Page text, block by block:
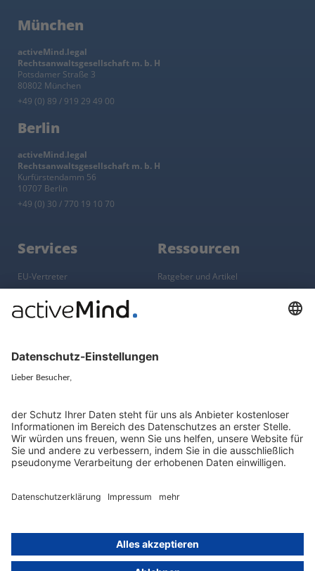
München
activeMind.legal
Rechtsanwaltsgesellschaft m. b. H
Potsdamer Straße 3
80802 München
+49 (0) 89 / 919 29 49 00
Berlin
activeMind.legal
Rechtsanwaltsgesellschaft m. b. H
Kurfürstendamm 56
10707 Berlin
+49 (0) 30 / 770 19 10 70
Services
EU-Vertreter
Konzern-Datenschutz
Künstliche Intelligenz
Hinweisgebersystem mit
Whistleblowing-Ombudsperson
Ressourcen
Ratgeber und Artikel
Über
Über uns
Unsere Experten
Presse, Medien & Events
Gruppe
activeMind AG (Deutschland)
activeMind.ch (Schweiz)
Königreich)
Online-Schulungs-Portal
Karriereportal